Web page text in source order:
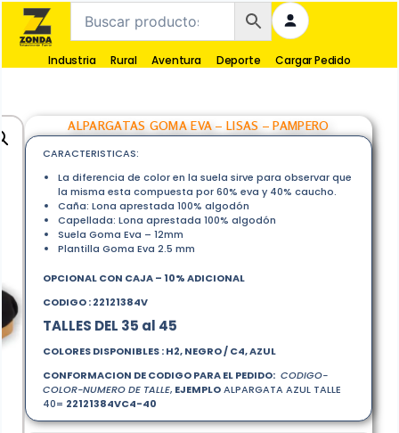
Industria Rural Aventura Deporte Cargar Pedido
ALPARGATAS GOMA EVA – LISAS – PAMPERO
CARACTERISTICAS:
La diferencia de color en la suela sirve para observar que
la misma esta compuesta por 60% eva y 40% caucho.
Caña: Lona aprestada 100% algodón
Capellada: Lona aprestada 100% algodón
Suela Goma Eva – 12mm
Plantilla Goma Eva 2.5 mm
OPCIONAL CON CAJA – 10% ADICIONAL
CODIGO : 22121384V
TALLES DEL 35 al 45
COLORES DISPONIBLES :H2, NEGRO / C4, AZUL
CONFORMACION DE CODIGO PARA EL PEDIDO: CODIGO-
COLOR-NUMERO DE TALLE, EJEMPLOALPARGATA AZUL TALLE
40= 22121384VC4-40